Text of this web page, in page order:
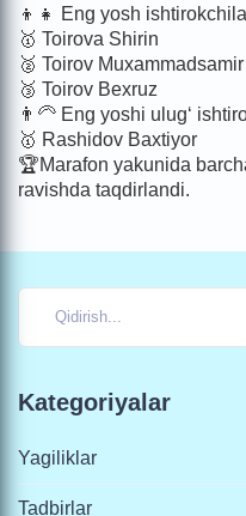
👦👧 Eng yosh
🥇 Toirova Shirin
🥈 Toirov Muxammadsamir
🥉 Toirov Bexruz
👨‍🦳 Eng yoshi ulug‘
🥇 Rashidov Baxtiyor
🏆Marafon yakunida
ravishda taqdirlandi.
Kategoriyalar
Yagiliklar
Tadbirlar